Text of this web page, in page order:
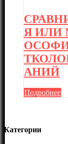
Я ИЛИ
АНИЙ
Подробнее
Категории